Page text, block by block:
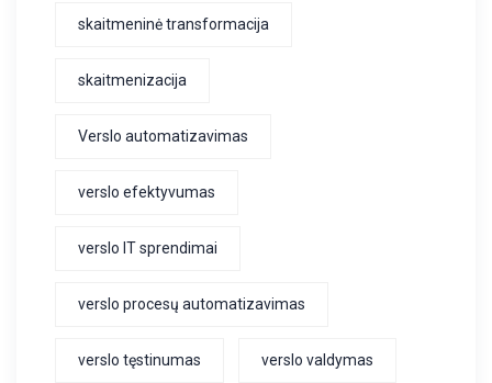
skaitmeninė transformacija
skaitmenizacija
Verslo automatizavimas
verslo efektyvumas
verslo IT sprendimai
verslo procesų automatizavimas
verslo tęstinumas verslo valdymas